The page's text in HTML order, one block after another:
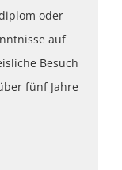
oder
auf
Besuch
fünf Jahre